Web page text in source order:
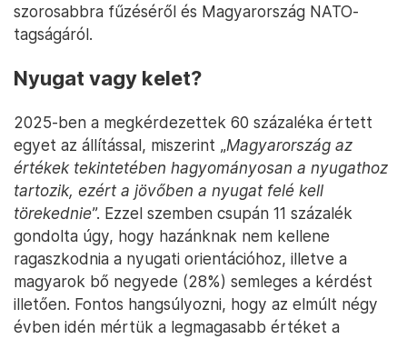
szorosabbra fűzéséről és Magyarország NATO-
tagságáról.
Nyugat vagy kelet?
2025-ben a megkérdezettek 60 százaléka értett
egyet az állítással, miszerint „Magyarország az
értékek tekintetében hagyományosan a nyugathoz
tartozik, ezért a jövőben a nyugat felé kell
törekednie”. Ezzel szemben csupán 11 százalék
gondolta úgy, hogy hazánknak nem kellene
ragaszkodnia a nyugati orientációhoz, illetve a
magyarok bő negyede (28%) semleges a kérdést
illetően. Fontos hangsúlyozni, hogy az elmúlt négy
évben idén mértük a legmagasabb értéket a